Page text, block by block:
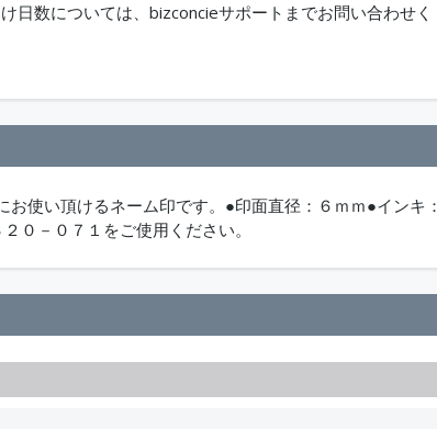
数については、bizconcieサポートまでお問い合わせく
使い頂けるネーム印です。●印面直径：６ｍｍ●インキ：
０－０７１をご使用ください。